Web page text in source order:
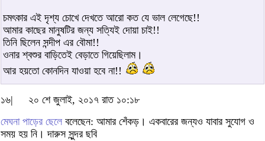
চমৎকার এই দৃশ্য চোখে দেখতে আরো কত যে ভাল লেগেছে!!
আমার কাছের মানুষটির জন্য সত্যিই দোয়া চাই!!
তিনি ছিলেন সন্দীপ এর বৌমা!!
ওনার শ্বশুর বাড়িতেই বেড়াতে গিয়েছিলাম।
আর হয়তো কোনদিন যাওয়া হবে না!!
১৬|
২০ শে জুলাই, ২০১৭ রাত ১০:১৮
মেঘনা পাড়ের ছেলে বলেছেন: আমার শেঁকড়। একবারের জন্যও যাবার সুযোগ ও
সময় হয় নি। দারুস সুন্দর ছবি